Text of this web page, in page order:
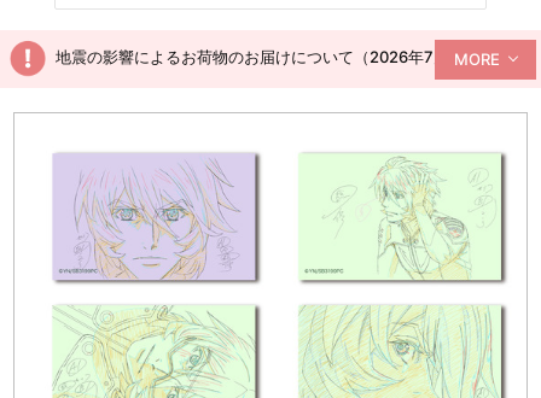
地震の影響によるお荷物のお届けについて（2026年7月28日現在）
MORE